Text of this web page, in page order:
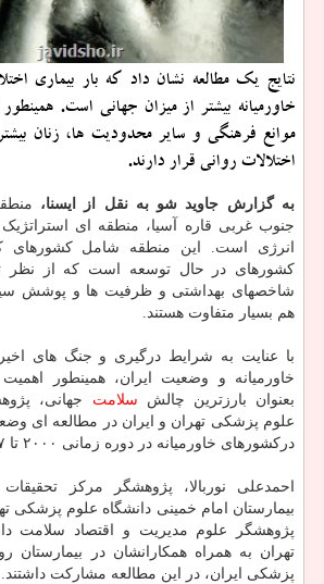
نتایج یك مطالعه نشان داد كه بار بیماری
خاورمیانه بیشتر از میزان جهانی است.
موانع فرهنگی و سایر محدودیت ها، زنان
اختلالات روانی قرار دارند.
به گزارش جاوید شو به نقل از ایسنا،
جنوب غربی قاره آسیا، منطقه ای
انرژی است. این منطقه شامل کشورهای
کشورهای در حال توسعه است که از نظر
شاخصهای بهداشتی و ظرفیت ها و پوشش
هم بسیار متفاوت هستند.
با عنایت به شرایط درگیری و جنگ های
خاورمیانه و وضعیت ایران، همینطور اهمیت
بعنوان بارزترین چالش سلامت جهانی،
علوم پزشکی تهران و ایران در مطالعه ای
درکشورهای خاورمیانه در دوره زمانی ۲۰۰۰ تا ۲۰۱۷ بررسی کردند.
احمدعلی نوربالا، پژوهشگر مرکز
بیمارستان امام خمینی دانشگاه علوم پزشکی
پژوهشگر علوم مدیریت و اقتصاد سلامت
تهران به همراه همکارانشان در بیمارستان
پزشکی ایران، در این مطالعه مشارکت داشتند.